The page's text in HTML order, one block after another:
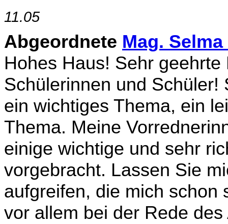
11.05
Abgeordnete Mag.
Hohes Haus! Sehr
Schülerinnen und
ein wichtiges Thema, ein
Thema. Meine
einige wichtige und sehr
vorgebracht. Lassen Sie
aufgreifen, die mich schon
vor allem bei der Rede